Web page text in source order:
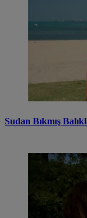
Sudan Bıkmış